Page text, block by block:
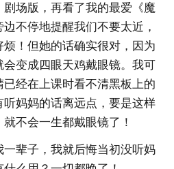
场版，再看了我的最爱《魔
不停地提醒我们不要太近，
！但她的话确实很对，因为
变成四眼天鸡戴眼镜。我可
经在上课时看不清黑板上的
妈妈的话离远点，要是这样
不会一生都戴眼镜了！
辈子，我就后悔当初没听妈